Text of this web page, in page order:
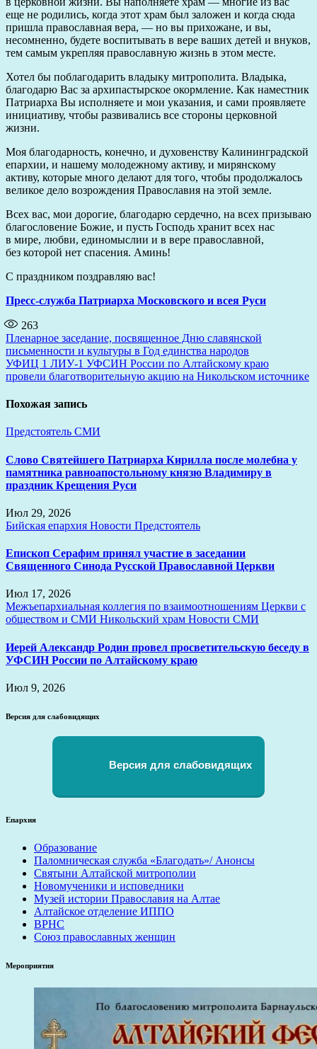
еще не родились, когда этот храм был заложен и когда сюда
пришла православная вера, — но вы прихожане, и вы,
несомненно, будете воспитывать в вере ваших детей и внуков,
тем самым укрепляя православную жизнь в этом месте.
Хотел бы поблагодарить владыку митрополита. Владыка,
благодарю Вас за архипастырское окормление. Как наместник
Патриарха Вы исполняете и мои указания, и сами проявляете
инициативу, чтобы развивались все стороны церковной
жизни.
Моя благодарность, конечно, и духовенству Калининградской
епархии, и нашему молодежному активу, и мирянскому
активу, которые много делают для того, чтобы продолжалось
великое дело возрождения Православия на этой земле.
Всех вас, мои дорогие, благодарю сердечно, на всех призываю
благословение Божие, и пусть Господь хранит всех нас
в мире, любви, единомыслии и в вере православной,
без которой нет спасения. Аминь!
С праздником поздравляю вас!
Пресс-служба Патриарха Московского и всея Руси
263
Навигация
по
записям
Пленарное заседание, посвященное Дню славянской
письменности и культуры в Год единства народов
УФИЦ 1 ЛИУ-1 УФСИН России по Алтайскому краю
провели благотворительную акцию на Никольском источнике
Похожая запись
Предстоятель СМИ
Слово Святейшего Патриарха Кирилла после молебна у
памятника равноапостольному князю Владимиру в
праздник Крещения Руси
Июл 29, 2026
Бийская епархия Новости Предстоятель
Епископ Серафим принял участие в заседании
Священного Синода Русской Православной Церкви
Июл 17, 2026
Межъепархиальная коллегия по взаимоотношениям Церкви с
обществом и СМИ Никольский храм Новости СМИ
Иерей Александр Родин провел просветительскую беседу в
УФСИН России по Алтайскому краю
Июл 9, 2026
Версия для слабовидящих
Версия для слабовидящих
Епархия
Образование
Паломническая служба «Благодать»/ Анонсы
Святыни Алтайской митрополии
Новомученики и исповедники
Музей истории Православия на Алтае
Алтайское отделение ИППО
ВРНС
Союз православных женщин
Мероприятия